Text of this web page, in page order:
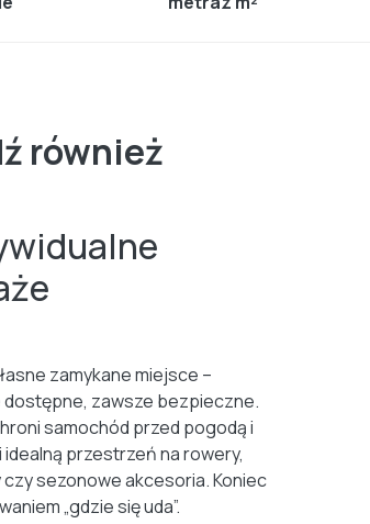
również
zamykane miejsce –
dostępne, zawsze bezpieczne.
samochód przed pogodą i
przestrzeń na rowery,
sezonowe akcesoria. Koniec
„gdzie się uda”.